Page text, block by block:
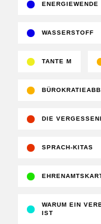
ENERGIEWENDE
WASSERSTOFF
TANTE M
DIE
SPRACH-KITAS
WARUM EIN
IST